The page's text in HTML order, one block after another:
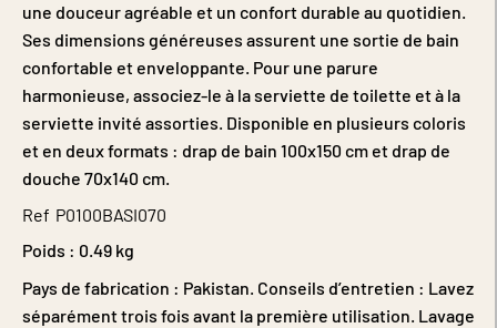
une douceur agréable et un confort durable au quotidien.
Ses dimensions généreuses assurent une sortie de bain
confortable et enveloppante. Pour une parure
harmonieuse, associez-le à la serviette de toilette et à la
serviette invité assorties. Disponible en plusieurs coloris
et en deux formats : drap de bain 100x150 cm et drap de
douche 70x140 cm.
Ref P0100BASI070
Poids : 0.49 kg
Pays de fabrication : Pakistan. Conseils d’entretien : Lavez
séparément trois fois avant la première utilisation. Lavage